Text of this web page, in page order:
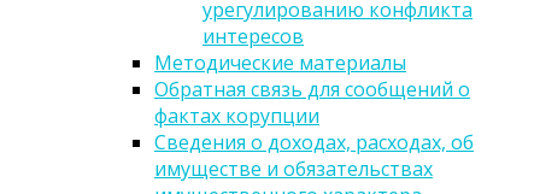
урегулированию конфликта
интересов
Методические материалы
Обратная связь для сообщений о
фактах корупции
Сведения о доходах, расходах, об
имуществе и обязательствах